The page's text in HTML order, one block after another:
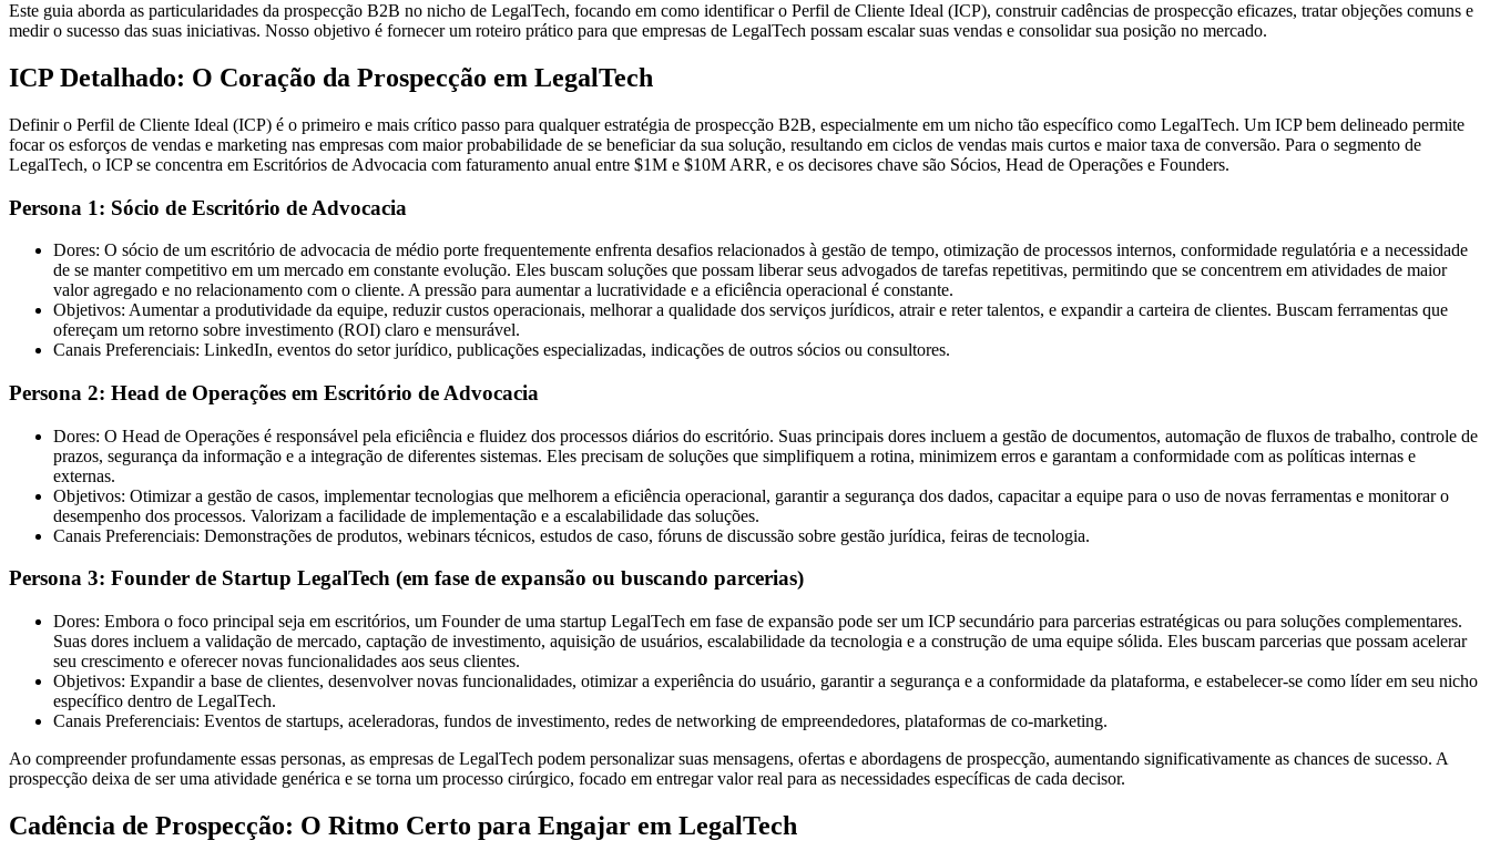
Este guia aborda as particularidades da prospecção B2B no nicho de LegalTech, focando em como identificar o Perfil de Cliente Ideal (ICP), construir cadências de prospecção eficazes, tratar objeções comuns e
medir o sucesso das suas iniciativas. Nosso objetivo é fornecer um roteiro prático para que empresas de LegalTech possam escalar suas vendas e consolidar sua posição no mercado.
ICP Detalhado: O Coração da Prospecção em LegalTech
Definir o Perfil de Cliente Ideal (ICP) é o primeiro e mais crítico passo para qualquer estratégia de prospecção B2B, especialmente em um nicho tão específico como LegalTech. Um ICP bem delineado permite
focar os esforços de vendas e marketing nas empresas com maior probabilidade de se beneficiar da sua solução, resultando em ciclos de vendas mais curtos e maior taxa de conversão. Para o segmento de
LegalTech, o ICP se concentra em Escritórios de Advocacia com faturamento anual entre $1M e $10M ARR, e os decisores chave são Sócios, Head de Operações e Founders.
Persona 1: Sócio de Escritório de Advocacia
Dores: O sócio de um escritório de advocacia de médio porte frequentemente enfrenta desafios relacionados à gestão de tempo, otimização de processos internos, conformidade regulatória e a necessidade
de se manter competitivo em um mercado em constante evolução. Eles buscam soluções que possam liberar seus advogados de tarefas repetitivas, permitindo que se concentrem em atividades de maior
valor agregado e no relacionamento com o cliente. A pressão para aumentar a lucratividade e a eficiência operacional é constante.
Objetivos: Aumentar a produtividade da equipe, reduzir custos operacionais, melhorar a qualidade dos serviços jurídicos, atrair e reter talentos, e expandir a carteira de clientes. Buscam ferramentas que
ofereçam um retorno sobre investimento (ROI) claro e mensurável.
Canais Preferenciais: LinkedIn, eventos do setor jurídico, publicações especializadas, indicações de outros sócios ou consultores.
Persona 2: Head de Operações em Escritório de Advocacia
Dores: O Head de Operações é responsável pela eficiência e fluidez dos processos diários do escritório. Suas principais dores incluem a gestão de documentos, automação de fluxos de trabalho, controle de
prazos, segurança da informação e a integração de diferentes sistemas. Eles precisam de soluções que simplifiquem a rotina, minimizem erros e garantam a conformidade com as políticas internas e
externas.
Objetivos: Otimizar a gestão de casos, implementar tecnologias que melhorem a eficiência operacional, garantir a segurança dos dados, capacitar a equipe para o uso de novas ferramentas e monitorar o
desempenho dos processos. Valorizam a facilidade de implementação e a escalabilidade das soluções.
Canais Preferenciais: Demonstrações de produtos, webinars técnicos, estudos de caso, fóruns de discussão sobre gestão jurídica, feiras de tecnologia.
Persona 3: Founder de Startup LegalTech (em fase de expansão ou buscando parcerias)
Dores: Embora o foco principal seja em escritórios, um Founder de uma startup LegalTech em fase de expansão pode ser um ICP secundário para parcerias estratégicas ou para soluções complementares.
Suas dores incluem a validação de mercado, captação de investimento, aquisição de usuários, escalabilidade da tecnologia e a construção de uma equipe sólida. Eles buscam parcerias que possam acelerar
seu crescimento e oferecer novas funcionalidades aos seus clientes.
Objetivos: Expandir a base de clientes, desenvolver novas funcionalidades, otimizar a experiência do usuário, garantir a segurança e a conformidade da plataforma, e estabelecer-se como líder em seu nicho
específico dentro de LegalTech.
Canais Preferenciais: Eventos de startups, aceleradoras, fundos de investimento, redes de networking de empreendedores, plataformas de co-marketing.
Ao compreender profundamente essas personas, as empresas de LegalTech podem personalizar suas mensagens, ofertas e abordagens de prospecção, aumentando significativamente as chances de sucesso. A
prospecção deixa de ser uma atividade genérica e se torna um processo cirúrgico, focado em entregar valor real para as necessidades específicas de cada decisor.
Cadência de Prospecção: O Ritmo Certo para Engajar em LegalTech